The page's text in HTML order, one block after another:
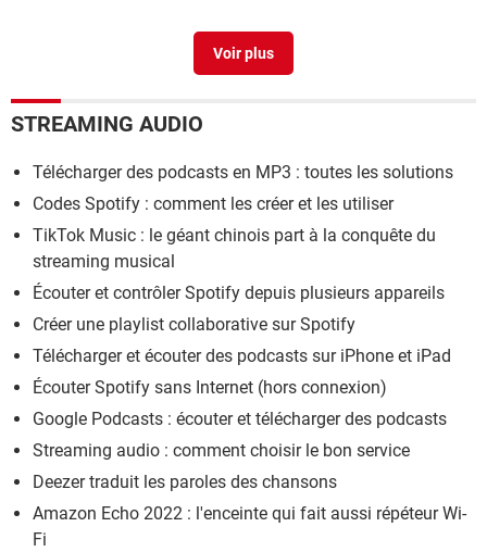
Forum LibreOffice / OpenOffice
>Forum MacOS
Revenir en arriere sur pages
Passez le rectangle noir en arrière-plan
STREAMING AUDIO
Télécharger des podcasts en MP3 : toutes les solutions
Codes Spotify : comment les créer et les utiliser
TikTok Music : le géant chinois part à la conquête du
streaming musical
Écouter et contrôler Spotify depuis plusieurs appareils
Créer une playlist collaborative sur Spotify
Télécharger et écouter des podcasts sur iPhone et iPad
Écouter Spotify sans Internet (hors connexion)
Google Podcasts : écouter et télécharger des podcasts
Streaming audio : comment choisir le bon service
Deezer traduit les paroles des chansons
Amazon Echo 2022 : l'enceinte qui fait aussi répéteur Wi-
Fi